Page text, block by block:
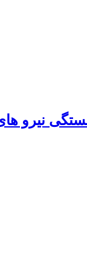
نیرو